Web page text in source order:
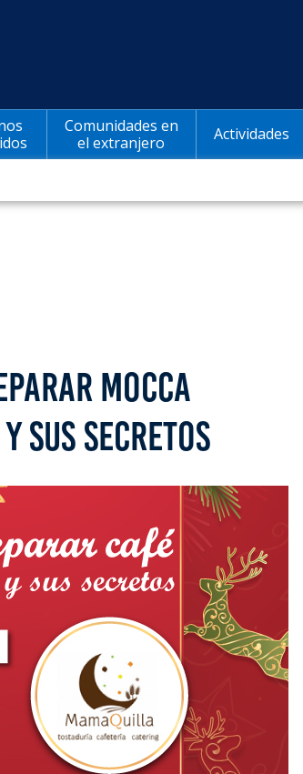
Comunidades en
el extranjero
Actividades
MOCCA
SUS SECRETOS